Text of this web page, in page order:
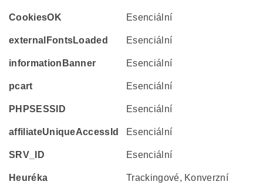
CookiesOK Esenciální
externalFontsLoaded Esenciální
informationBanner Esenciální
pcart Esenciální
PHPSESSID Esenciální
affiliateUniqueAccessId Esenciální
SRV_ID Esenciální
Heuréka Trackingové, Konverzní